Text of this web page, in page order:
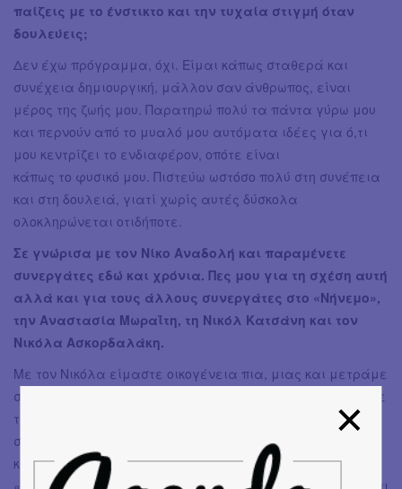
παίζεις με το ένστικτο και την τυχαία στιγμή όταν
δουλεύεις;
Δεν έχω πρόγραμμα, όχι. Είμαι κάπως σταθερά και
συνέχεια δημιουργική, μάλλον σαν άνθρωπος, είναι
μέρος της ζωής μου. Παρατηρώ πολύ τα πάντα γύρω μου
και περνούν από το μυαλό μου αυτόματα ιδέες για ό,τι
μου κεντρίζει το ενδιαφέρον, οπότε είναι
κάπως το φυσικό μου. Πιστεύω ωστόσο πολύ στη συνέπεια
και στη δουλειά, γιατί χωρίς αυτές δύσκολα
ολοκληρώνεται οτιδήποτε.
Σε γνώρισα με τον Νίκο Αναδολή και παραμένετε
συνεργάτες εδώ και χρόνια. Πες μου για τη σχέση αυτή
αλλά και για τους άλλους συνεργάτες στο «Νήνεμο»,
την Αναστασία Μωραΐτη, τη Νικόλ Κατσάνη και τον
Νικόλα Ασκορδαλάκη.
Με τον Νικόλα είμαστε οικογένεια πια, μιας και μετράμε
σχεδόν 10 χρόνια κοινής πορείας. Σίγουρα προσεγγίζουμε
τη μουσική με τον ίδιο τρόπο, συνομιλούμε αισθητικά και
συναισθηματικά και κινούμαστε προς τις ίδιες
κατεύθυνσεις σαν άνθρωποι και σαν συνεργάτες. Στο
«Νήνεμο» είχαμε τη μεγάλη χαρά να συνεργαστούμε και